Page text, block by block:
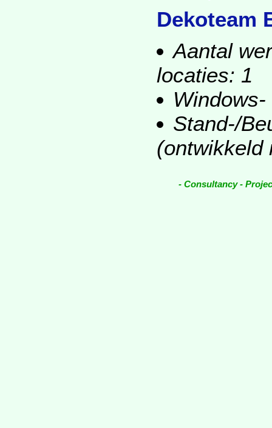
Dekoteam
Aantal
locaties: 1
Stand-/
(ontwikkeld
- Consultancy -